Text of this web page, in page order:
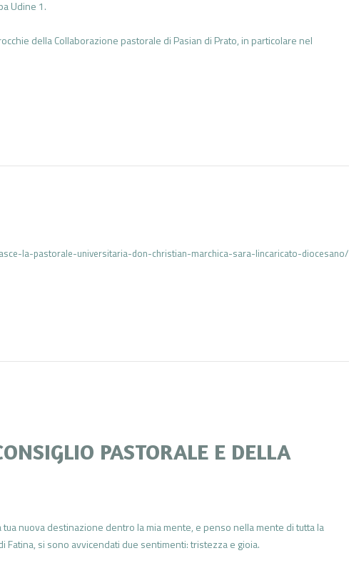
Udine 1.
della Collaborazione pastorale di Pasian di Prato, in particolare nel
la-pastorale-universitaria-don-christian-marchica-sara-lincaricato-diocesano/
PASTORALE E DELLA
nuova destinazione dentro la mia mente, e penso nella mente di tutta la
Fatina, si sono avvicendati due sentimenti: tristezza e gioia.